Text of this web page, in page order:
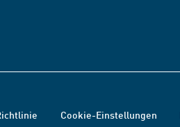
Cookie-Einstellungen